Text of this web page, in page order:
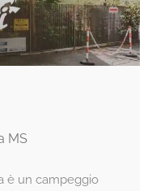
MS
è un campeggio